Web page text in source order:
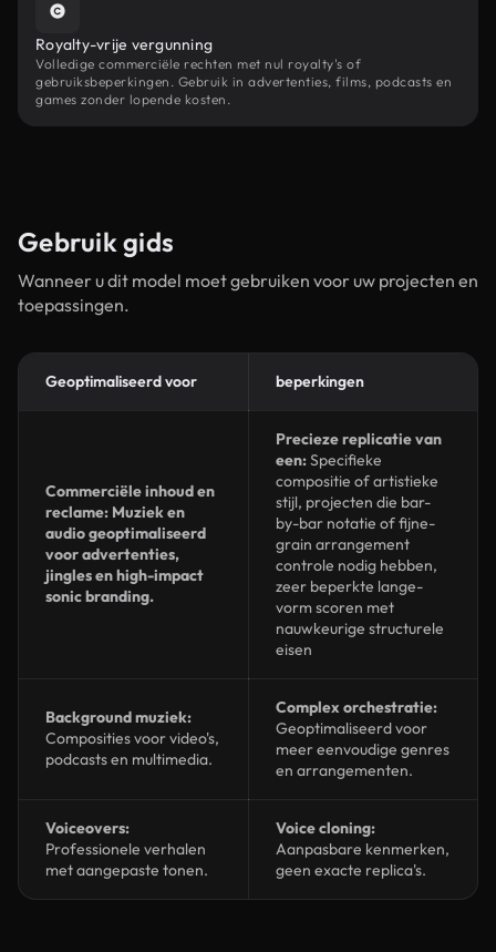
Royalty-vrije vergunning
Volledige commerciële rechten met nul royalty's of
gebruiksbeperkingen. Gebruik in advertenties, films, podcasts en
games zonder lopende kosten.
Gebruik gids
Wanneer u dit model moet gebruiken voor uw projecten en
toepassingen.
Geoptimaliseerd voor beperkingen
Commerciële inhoud en
reclame: Muziek en
audio geoptimaliseerd
voor advertenties,
jingles en high-impact
sonic branding.
Precieze replicatie van
een:Specifieke
compositie of artistieke
stijl, projecten die bar-
by-bar notatie of fijne-
grain arrangement
controle nodig hebben,
zeer beperkte lange-
vorm scoren met
nauwkeurige structurele
eisen
Background muziek:
Composities voor video's,
podcasts en multimedia.
Complex orchestratie:
Geoptimaliseerd voor
meer eenvoudige genres
en arrangementen.
Voiceovers:
Professionele verhalen
met aangepaste tonen.
Voice cloning:
Aanpasbare kenmerken,
geen exacte replica's.